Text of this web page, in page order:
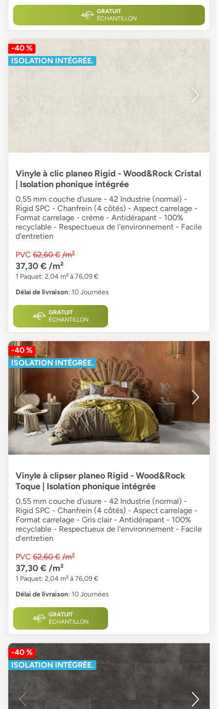
GRATUIT
ÉCHANTILLON
-40 %
ISOLATION INTÉGRÉE.
Vinyle à clic planeo Rigid - Wood&Rock Cristal
| Isolation phonique intégrée
0,55 mm couche d'usure - 42 Industrie (normal) -
Rigid SPC - Chanfrein (4 côtés) - Aspect carrelage -
Format carrelage - crème - Antidérapant - 100%
recyclable - Respectueux de l'environnement - Facile
d'entretien
PVC 62,60 € /m²
37,30 € /m²
1 Paquet: 2,04 m² à 76,09 €
Délai de livraison: 10 Journées
GRATUIT
ÉCHANTILLON
-40 %
ISOLATION INTÉGRÉE.
Vinyle à clipser planeo Rigid - Wood&Rock
Toque | Isolation phonique intégrée
0,55 mm couche d'usure - 42 Industrie (normal) -
Rigid SPC - Chanfrein (4 côtés) - Aspect carrelage -
Format carrelage - Gris clair - Antidérapant - 100%
recyclable - Respectueux de l'environnement - Facile
d'entretien
PVC 62,60 € /m²
37,30 € /m²
1 Paquet: 2,04 m² à 76,09 €
Délai de livraison: 10 Journées
GRATUIT
ÉCHANTILLON
-40 %
ISOLATION INTÉGRÉE.